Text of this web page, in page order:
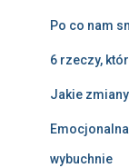
Po co nam
6 rzeczy,
Jakie
wybuchnie